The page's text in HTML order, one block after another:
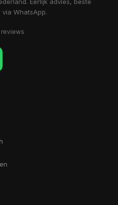
WhatsApp.
reviews